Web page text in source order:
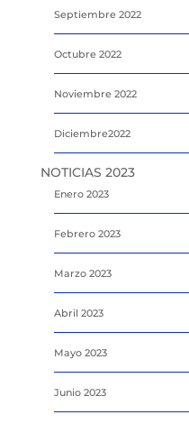
Septiembre 2022
Octubre 2022
Noviembre 2022
Diciembre2022
NOTICIAS 2023
Enero 2023
Febrero 2023
Marzo 2023
Abril 2023
Mayo 2023
Junio 2023